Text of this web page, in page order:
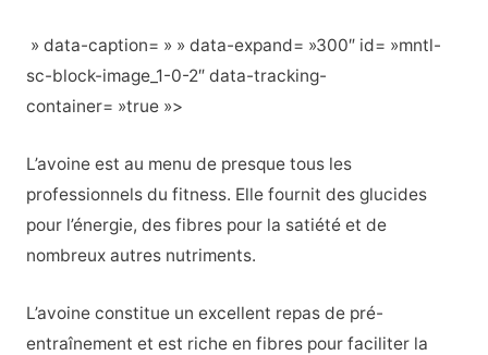
» data-caption= » » data-expand= »300″ id= »mntl-
sc-block-image_1-0-2″ data-tracking-
container= »true »>
L’avoine est au menu de presque tous les
professionnels du fitness. Elle fournit des glucides
pour l’énergie, des fibres pour la satiété et de
nombreux autres nutriments.
L’avoine constitue un excellent repas de pré-
entraînement et est riche en fibres pour faciliter la